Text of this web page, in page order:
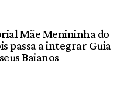
Mãe Menininha do
passa a integrar Guia
Baianos